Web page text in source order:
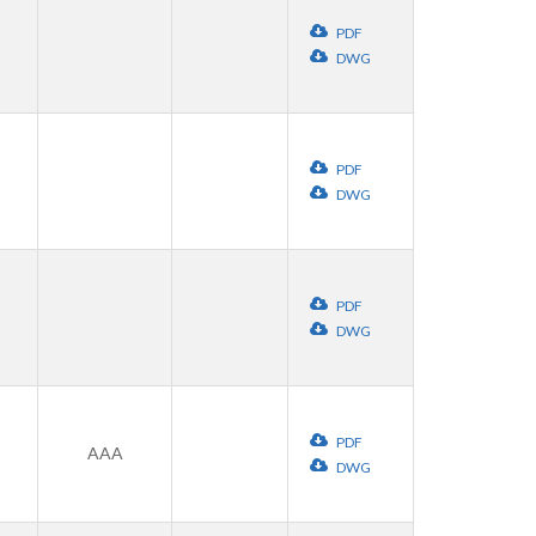
PDF
DWG
PDF
DWG
PDF
DWG
AAA
PDF
DWG